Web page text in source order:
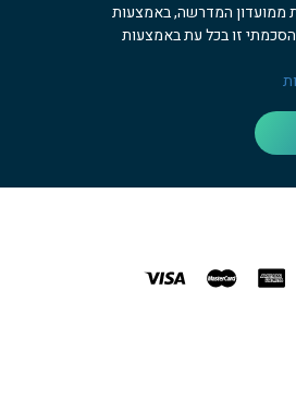
ממועדון המדרשה, באמצעות
זו בכל עת באמצעות